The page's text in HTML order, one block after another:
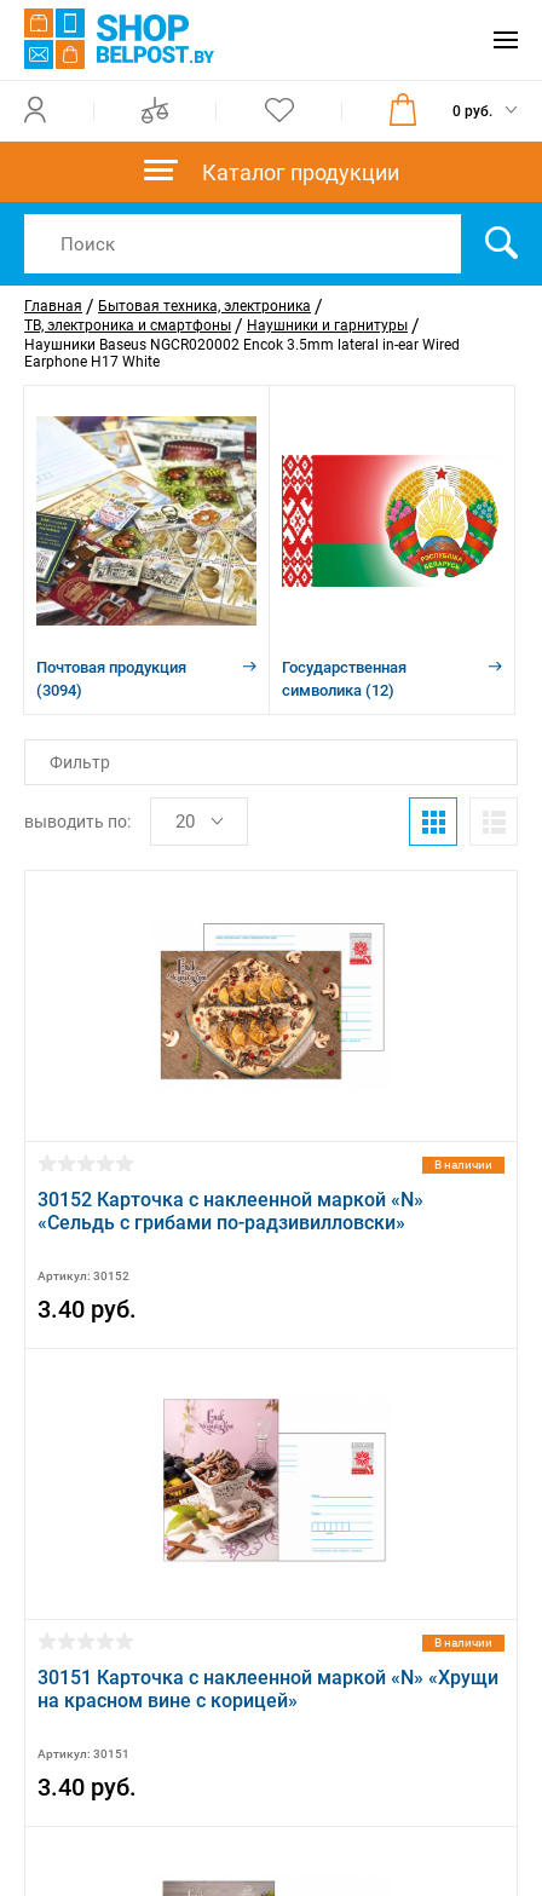
0 руб.
Каталог продукции
Главная / Бытовая техника, электроника /
ТВ, электроника и смартфоны / Наушники и гарнитуры /
Наушники Baseus NGCR020002 Encok 3.5mm lateral in-ear Wired
Earphone H17 White
Почтовая продукция
(3094)
Государственная
символика (12)
Фильтр
выводить по:
В наличии
30152 Карточка с наклеенной маркой «N»
«Сельдь с грибами по-радзивилловски»
Артикул: 30152
3.40 руб.
В наличии
30151 Карточка с наклеенной маркой «N» «Хрущи
на красном вине с корицей»
Артикул: 30151
3.40 руб.